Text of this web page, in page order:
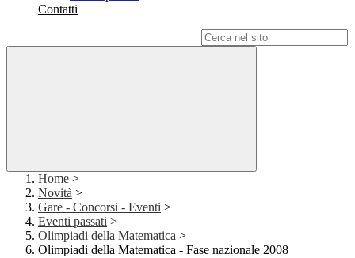
Contatti
Home >
Novità >
Gare - Concorsi - Eventi >
Eventi passati >
Olimpiadi della Matematica >
Olimpiadi della Matematica - Fase nazionale 2008